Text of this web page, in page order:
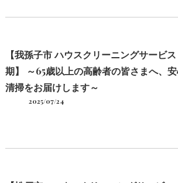
【我孫子市 ハウスクリーニングサービ
期】 ～65歳以上の高齢者の皆さまへ、
清掃をお届けします～
2025/07/24